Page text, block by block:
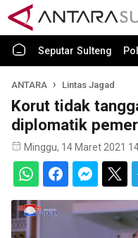
Seputar Sulteng
ANTARA Lintas Jagad
Korut tidak
diplomatik
Minggu, 14 Maret 2021